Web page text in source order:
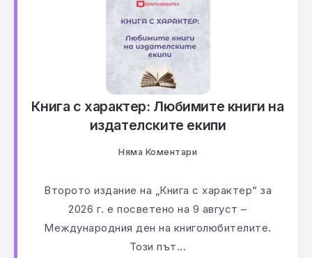
Книга с характер: Любимите книги на
издателските екипи
Няма Коментари
Второто издание на „Книга с характер“ за
2026 г. е посветено на 9 август –
Международния ден на книголюбителите.
Този път...